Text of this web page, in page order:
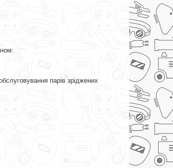
парів зріджених